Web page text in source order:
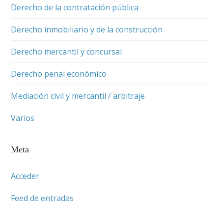
Derecho de la contratación pública
Derecho inmobiliario y de la construcción
Derecho mercantil y concursal
Derecho penal económico
Mediación civil y mercantil / arbitraje
Varios
Meta
Acceder
Feed de entradas